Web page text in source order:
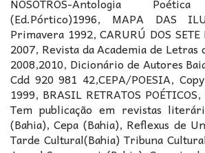
(Ed.Pórtico)1996, MAPA DAS
Primavera 1992, CARURÚ DOS SETE
2007, Revista da Academia de Letras
2008,2010, Dicionário de Autores
Cdd 920 981 42,CEPA/POESIA,
1999, BRASIL RETRATOS
Tem publicação em revistas
(Bahia), Cepa (Bahia), Reflexus de
Tarde Cultural(Bahia) Tribuna